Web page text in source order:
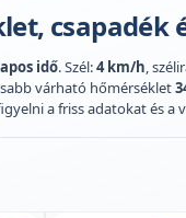
csapadék
idő. Szél:4 km/h,
várható hőmérséklet
a friss adatokat és a